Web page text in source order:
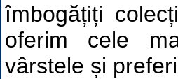
îmbogățiți
oferim cele
vârstele și